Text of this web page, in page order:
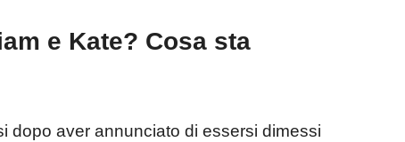
e Kate? Cosa sta
dopo aver annunciato di essersi dimessi